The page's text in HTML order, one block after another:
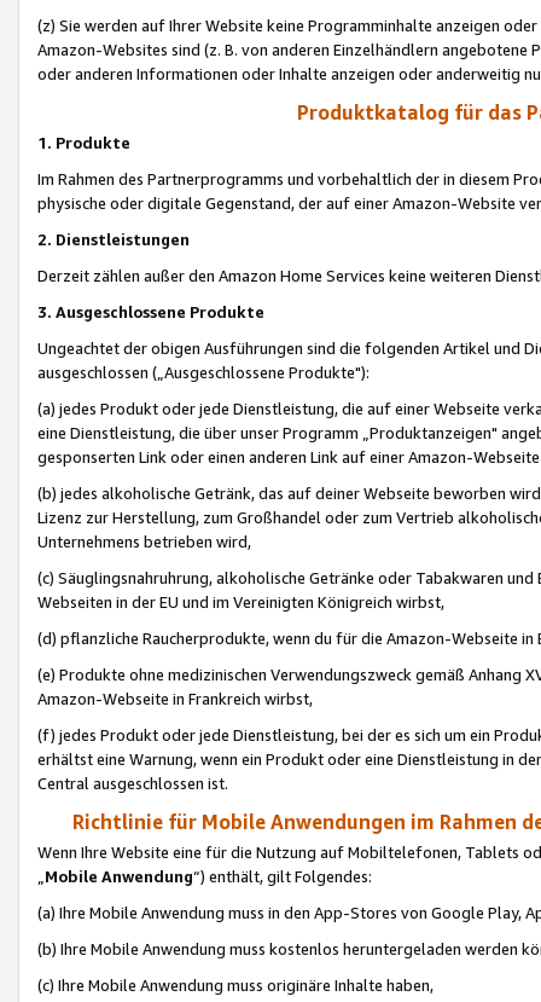
(z) Sie werden auf Ihrer Website keine Programminhalte anzeigen
Amazon-Websites sind (z. B. von anderen Einzelhändlern
oder anderen Informationen oder Inhalte anzeigen oder anderweitig
Produktkatalog für das
1. Produkte
Im Rahmen des Partnerprogramms und vorbehaltlich der in diesem
physische oder digitale Gegenstand, der auf einer Amazon-Website
2. Dienstleistungen
Derzeit zählen außer den Amazon Home Services keine weiteren
3. Ausgeschlossene Produkte
Ungeachtet der obigen Ausführungen sind die folgenden Artikel und
ausgeschlossen („Ausgeschlossene Produkte"):
(a) jedes Produkt oder jede Dienstleistung, die auf einer Webseite
eine Dienstleistung, die über unser Programm „Produktanzeigen"
gesponserten Link oder einen anderen Link auf einer Amazon-
(b) jedes alkoholische Getränk, das auf deiner Webseite beworben
Lizenz zur Herstellung, zum Großhandel oder zum Vertrieb
Unternehmens betrieben wird,
(c) Säuglingsnahruhrung, alkoholische Getränke oder Tabakwaren
Webseiten in der EU und im Vereinigten Königreich wirbst,
(d) pflanzliche Raucherprodukte, wenn du für die Amazon-Webseite in
(e) Produkte ohne medizinischen Verwendungszweck gemäß Anhang
Amazon-Webseite in Frankreich wirbst,
(f) jedes Produkt oder jede Dienstleistung, bei der es sich um ein
erhältst eine Warnung, wenn ein Produkt oder eine Dienstleistung in
Central ausgeschlossen ist.
Richtlinie für Mobile Anwendungen im Rahmen
Wenn Ihre Website eine für die Nutzung auf Mobiltelefonen, Tablets
„Mobile Anwendung“) enthält, gilt Folgendes:
(a) Ihre Mobile Anwendung muss in den App-Stores von Google Play,
(b) Ihre Mobile Anwendung muss kostenlos heruntergeladen werden
(c) Ihre Mobile Anwendung muss originäre Inhalte haben,